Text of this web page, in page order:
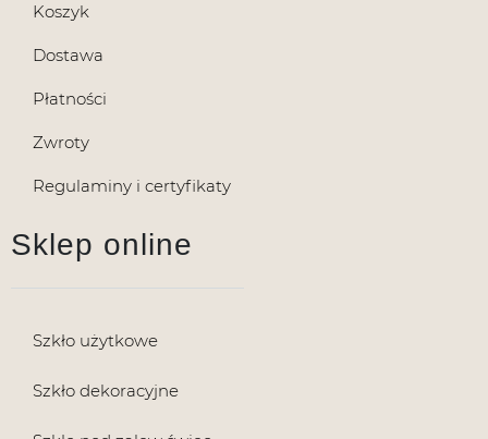
Koszyk
Dostawa
Płatności
Zwroty
Regulaminy i certyfikaty
Sklep online
Szkło użytkowe
Szkło dekoracyjne